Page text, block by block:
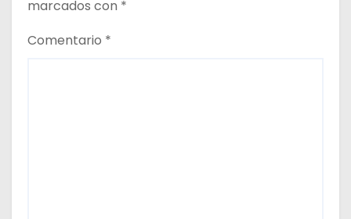
marcados con *
Comentario *